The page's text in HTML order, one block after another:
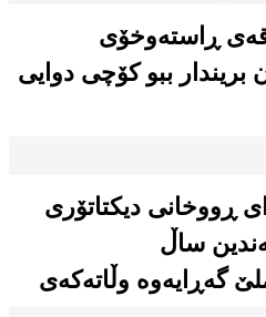
ڕاستەوخۆی
بریندار ببو کۆچی دوایی
ڕووخانی دیکتاتۆری
ساڵ
گەڕایەوە وڵاتەکەی